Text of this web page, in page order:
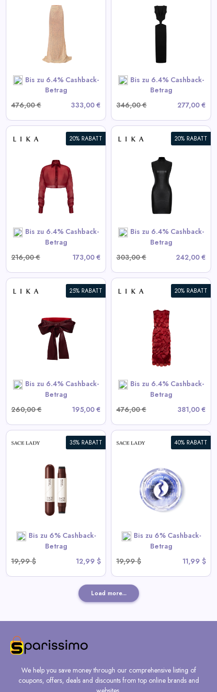
Bis zu 6.4% Cashback-
Betrag
476,00 €
333,00 €
Bis zu 6.4% Cashback-
Betrag
346,00 €
277,00 €
Schwarzes Kleid mit
Taillenausschnitten
View All LIKA Deals
SHOP NOW
20% RABATT
Bis zu 6.4% Cashback-
Betrag
216,00 €
173,00 €
20% RABATT
Bis zu 6.4% Cashback-
Betrag
303,00 €
242,00 €
Schwarzes strukturiertes Mini-
View All LIKA Deals
SHOP NOW
25% RABATT
Bis zu 6.4% Cashback-
Betrag
260,00 €
195,00 €
20% RABATT
Bis zu 6.4% Cashback-
Betrag
476,00 €
381,00 €
Bordeaux Kleid mit
voluminösen Elementen
View All LIKA Deals
SHOP NOW
35% RABATT
Bis zu 6% Cashback-
Betrag
19,99 $
12,99 $
40% RABATT
Bis zu 6% Cashback-
Betrag
19,99 $
11,99 $
Selbstklebende Wimpern
View All Sace Lady Deals
SHOP NOW
Load more...
We help you save money through our comprehensive listing of
coupons, offers, deals and discounts from top online brands and